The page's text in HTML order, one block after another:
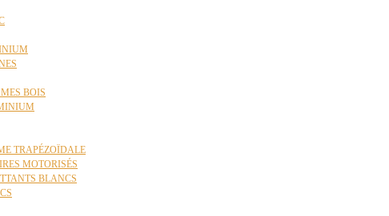
BOIS
TRAPÉZOÏDALE
MOTORISÉS
BLANCS